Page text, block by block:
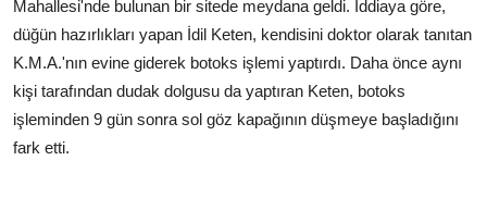
Mahallesi'nde bulunan bir sitede meydana geldi. İddiaya göre,
düğün hazırlıkları yapan İdil Keten, kendisini doktor olarak tanıtan
K.M.A.'nın evine giderek botoks işlemi yaptırdı. Daha önce aynı
kişi tarafından dudak dolgusu da yaptıran Keten, botoks
işleminden 9 gün sonra sol göz kapağının düşmeye başladığını
fark etti.